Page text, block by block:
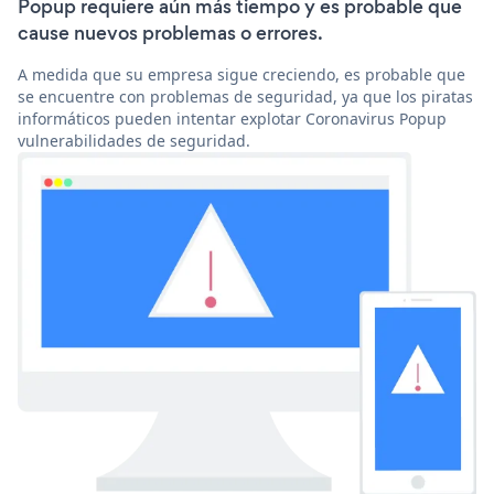
Popup requiere aún más tiempo y es probable que
cause nuevos problemas o errores.
A medida que su empresa sigue creciendo, es probable que
se encuentre con problemas de seguridad, ya que los piratas
informáticos pueden intentar explotar Coronavirus Popup
vulnerabilidades de seguridad.